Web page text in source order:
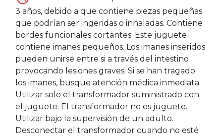
3 años, debido a que contiene piezas pequeñas
que podrían ser ingeridas o inhaladas. Contiene
bordes funcionales cortantes. Este juguete
contiene imanes pequeños. Los imanes inseridos
pueden unirse entre si a través del intestino
provocando lesiones graves. Si se han tragado
los imanes, busque atención médica inmediata.
Utilizar solo el transformador suministrado con
el juguete. El transformador no es juguete.
Utilizar bajo la supervisión de un adulto.
Desconectar el transformador cuando no esté